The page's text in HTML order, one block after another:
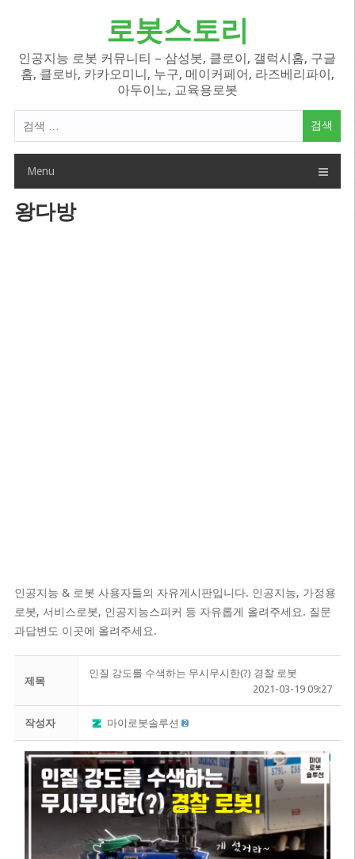
로봇스토리
인공지능 로봇 커뮤니티 – 삼성봇, 클로이, 갤럭시홈, 구글
홈, 클로바, 카카오미니, 누구, 메이커페어, 라즈베리파이,
아두이노, 교육용로봇
색
Menu
왕다방
인공지능 & 로봇 사용자들의 자유게시판입니다. 인공지능, 가정용
로봇, 서비스로봇, 인공지능스피커 등 자유롭게 올려주세요. 질문
과답변도 이곳에 올려주세요.
제목
인질 강도를 수색하는 무시무시한(?) 경찰 로봇
2021-03-19 09:27
작성자 마이로봇솔루션